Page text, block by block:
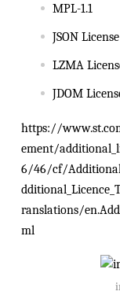
MPL-1.1
JSON License
LZMA
JDOM
https://
ement/
6/46/cf/
ranslations/
ml